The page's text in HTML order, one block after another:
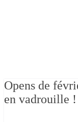
Opens de
en vadrouille !